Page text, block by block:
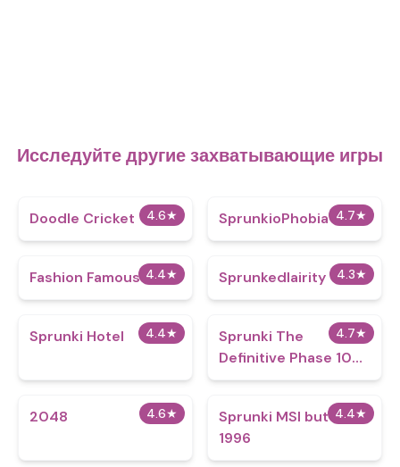
Исследуйте другие захватывающие игры
4.6★
Doodle Cricket 4.7★
SprunkioPhobia
4.4★
Fashion Famous 4.3★
Sprunkedlairity
4.4★
Sprunki Hotel 4.7★
Sprunki The
Definitive Phase 10
New
4.6★
2048 4.4★
Sprunki MSI but it’s
1996